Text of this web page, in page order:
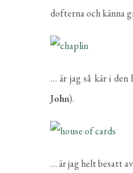
dofterna och känna
… är jag så kär i den
John).
… är jag helt besatt